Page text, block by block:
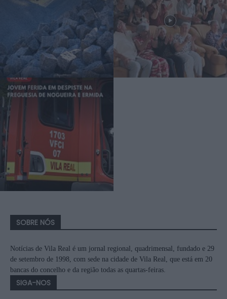
SOBRE NÓS
Notícias de Vila Real é um jornal regional, quadrimensal, fundado e 29
de setembro de 1998, com sede na cidade de Vila Real, que está em 20
bancas do concelho e da região todas as quartas-feiras.
SIGA-NOS